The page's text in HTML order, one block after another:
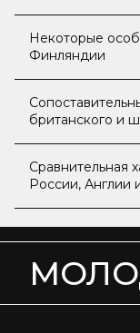
Некоторые
Финляндии
британского и
Сравнительная
России,